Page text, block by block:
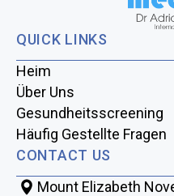
QUICK LINKS
Heim
Über Uns
Gesundheitsscreening
Häufig Gestellte Fragen
CONTACT US
Mount Elizabeth